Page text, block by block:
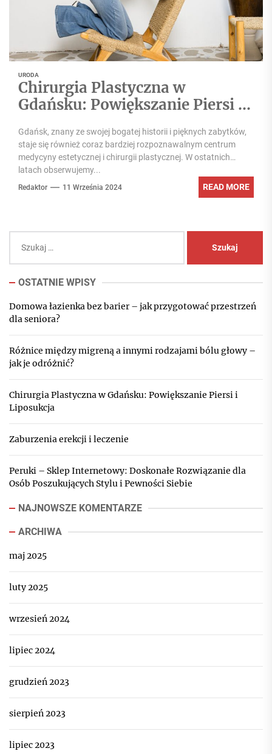
URODA
Chirurgia Plastyczna w
Gdańsku: Powiększanie Piersi i
Gdańsk, znany ze swojej bogatej historii i pięknych zabytków,
staje się również coraz bardziej rozpoznawalnym centrum
medycyny estetycznej i chirurgii plastycznej. W ostatnich
latach obserwujemy...
Redaktor 11 Września 2024 READ MORE
OSTATNIE WPISY
Domowa łazienka bez barier – jak przygotować przestrzeń
dla seniora?
Różnice między migreną a innymi rodzajami bólu głowy –
jak je odróżnić?
Chirurgia Plastyczna w Gdańsku: Powiększanie Piersi i
Liposukcja
Zaburzenia erekcji i leczenie
Peruki – Sklep Internetowy: Doskonałe Rozwiązanie dla
Osób Poszukujących Stylu i Pewności Siebie
NAJNOWSZE KOMENTARZE
ARCHIWA
maj 2025
luty 2025
wrzesień 2024
lipiec 2024
grudzień 2023
sierpień 2023
lipiec 2023